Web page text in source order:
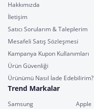
Hakkımızda
İletişim
Satıcı Sorularım & Taleplerim
Mesafeli Satış Sözleşmesi
Kampanya Kupon Kullanımları
Ürün Güvenliği
Ürünümü Nasıl İade Edebilirim?
Trend Markalar
Samsung Apple